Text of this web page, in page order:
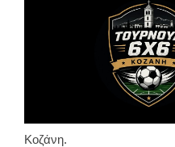
Κοζάνη.